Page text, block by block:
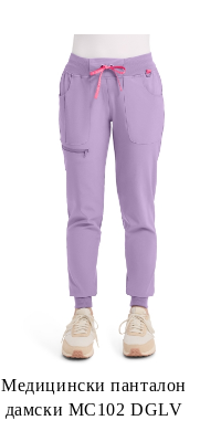
Медицински панталон
дамски MC102 DGLV